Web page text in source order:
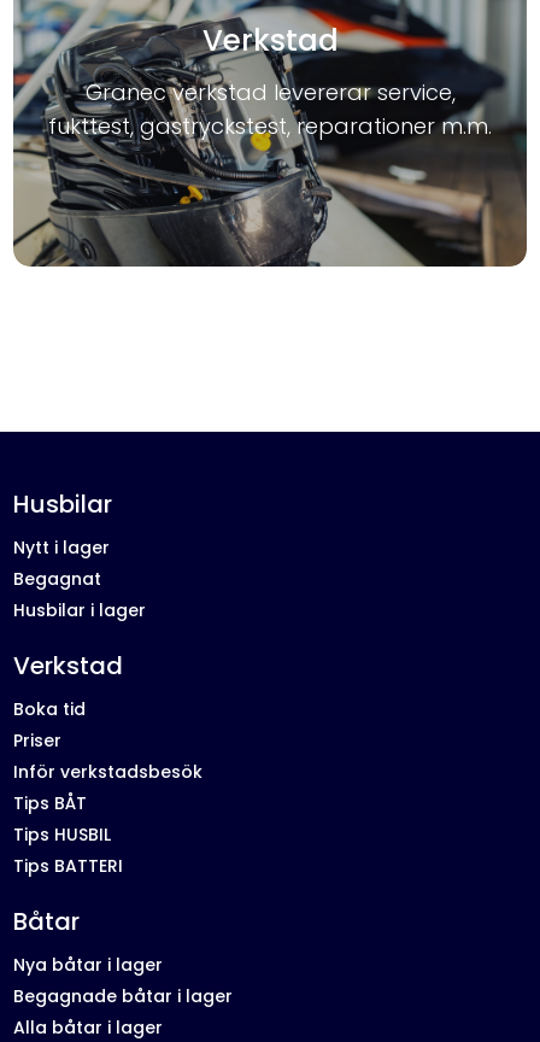
Verkstad
Granec verkstad levererar service,
fukttest, gastryckstest, reparationer m.m.
Husbilar
Nytt i lager
Begagnat
Husbilar i lager
Verkstad
Boka tid
Priser
Inför verkstadsbesök
Tips BÅT
Tips HUSBIL
Tips BATTERI
Båtar
Nya båtar i lager
Begagnade båtar i lager
Alla båtar i lager